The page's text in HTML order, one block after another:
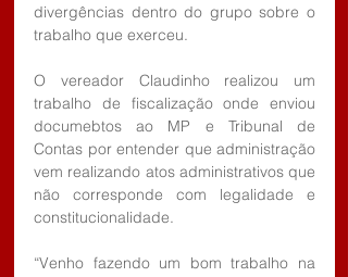
divergências dentro do grupo sobre o
trabalho que exerceu.
O vereador Claudinho realizou um
trabalho de fiscalização onde enviou
documebtos ao MP e Tribunal de
Contas por entender que administração
vem realizando atos administrativos que
não corresponde com legalidade e
constitucionalidade.
“Venho fazendo um bom trabalho na